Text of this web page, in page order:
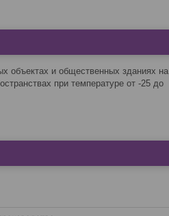
объектах и общественных зданиях на
при температуре от -25 до